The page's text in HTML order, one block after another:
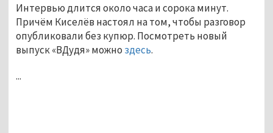
Интервью длится около часа и сорока минут.
Причём Киселёв настоял на том, чтобы разговор
опубликовали без купюр. Посмотреть новый
выпуск «ВДудя» можно здесь.
...